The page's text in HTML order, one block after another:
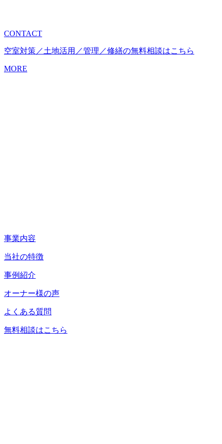
CONTACT
空室対策／土地活用／管理／修繕の無料相談はこちら
MORE
事業内容
当社の特徴
事例紹介
オーナー様の声
よくある質問
無料相談はこちら